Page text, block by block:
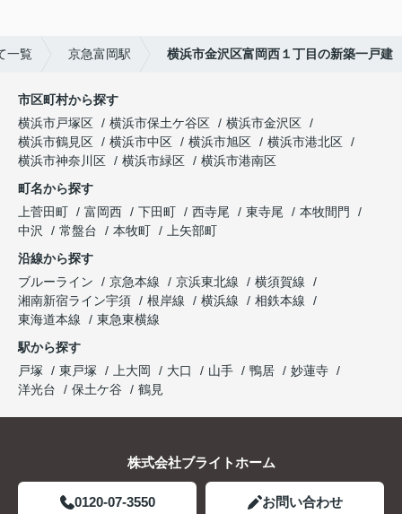
一覧 京急富岡駅 横浜市金沢区富岡西１丁目の新築一戸建
市区町村から探す
横浜市戸塚区
横浜市保土ケ谷区
横浜市金沢区
横浜市鶴見区
横浜市中区 横浜市旭区
横浜市港北区
横浜市神奈川区
横浜市緑区
横浜市港南区
町名から探す
上菅田町
富岡西 下田町 西寺尾 東寺尾
本牧間門
中沢
常盤台 本牧町
上矢部町
沿線から探す
ブルーライン
京急本線 京浜東北線
横須賀線
湘南新宿ライン宇須
根岸線 横浜線
相鉄本線
東海道本線
東急東横線
駅から探す
戸塚
東戸塚 上大岡 大口 山手 鴨居
妙蓮寺
洋光台
保土ケ谷 鶴見
株式会社ブライトホーム
0120-07-3550 お問い合わせ